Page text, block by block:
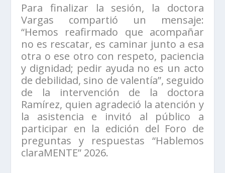
Para finalizar la sesión, la doctora
Vargas compartió un mensaje:
“Hemos reafirmado que acompañar
no es rescatar, es caminar junto a esa
otra o ese otro con respeto, paciencia
y dignidad; pedir ayuda no es un acto
de debilidad, sino de valentía”, seguido
de la intervención de la doctora
Ramírez, quien agradeció la atención y
la asistencia e invitó al público a
participar en la edición del Foro de
preguntas y respuestas “Hablemos
claraMENTE” 2026.